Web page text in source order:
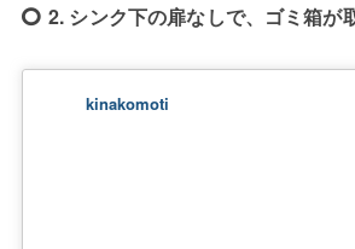
2. シンク下の扉なしで、ゴミ箱が
kinakomoti